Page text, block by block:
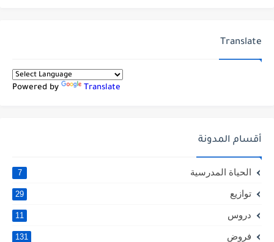
Translate
Powered by Translate
أقسام المدونة
الحياة المدرسية 7
توازيع 29
دروس 11
فروض 131